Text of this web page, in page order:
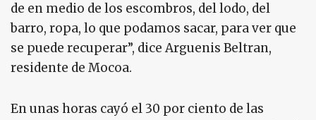
de en medio de los escombros, del lodo, del
barro, ropa, lo que podamos sacar, para ver que
se puede recuperar”, dice Arguenis Beltran,
residente de Mocoa.
En unas horas cayó el 30 por ciento de las